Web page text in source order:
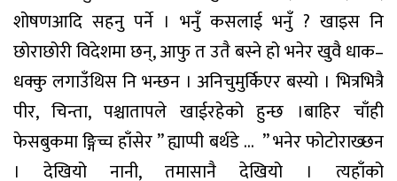
शोषणआदि सहनु पर्ने । भनुँ कसलाई भनुँ? खाइस नि
छोराछोरीविदेशमाछन्,आफुतउतैबस्नेहोभनेरखुवैधाक–
धक्कुलगाउँथिसनिभन्छन । अनिचुमुर्किएरबस्यो । भित्रभित्रै
पीर, चिन्ता, पश्चातापले खाईरहेको हुन्छ ।बाहिर चाँही
फेसबुकमाङ्गिच्चहाँसेर”ह्याप्पीबर्थडे… ”भनेरफोटोराख्छन
।
देखियो नानी, तमासानै देखियो ।
त्यहाँको